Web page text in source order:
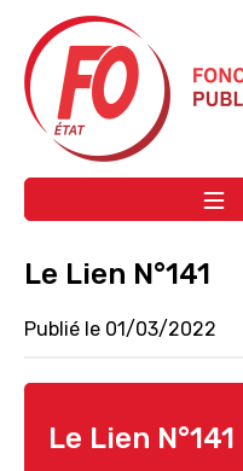
Aller à la navigation
Aller au contenu
Le Lien N°141
Publié le 01/03/2022
Le Lien N°141